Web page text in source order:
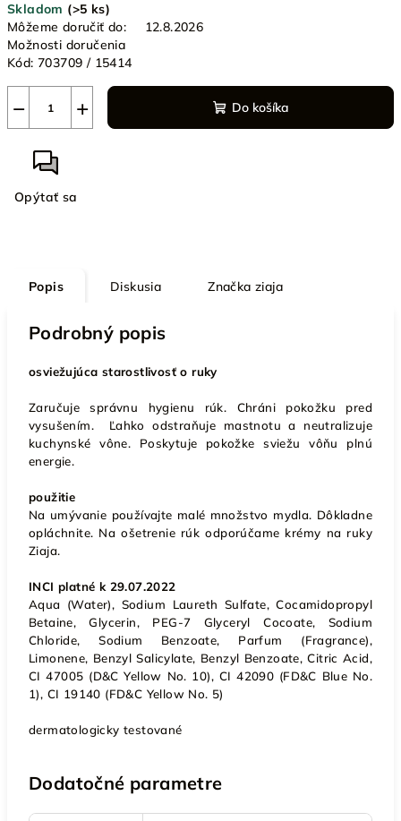
cena:
Skladom (>5 ks)
Môžeme doručiť do:
12.8.2026
Možnosti doručenia
Kód: 703709 / 15414
+
− Do košíka
Opýtať sa
Popis Diskusia Značka ziaja
Podrobný popis
osviežujúca starostlivosť o ruky
Zaručuje správnu hygienu rúk. Chráni pokožku pred
vysušením. Ľahko odstraňuje mastnotu a neutralizuje
kuchynské vône. Poskytuje pokožke sviežu vôňu plnú
energie.
použitie
Na umývanie používajte malé množstvo mydla. Dôkladne
opláchnite. Na ošetrenie rúk odporúčame krémy na ruky
Ziaja.
INCI platné k 29.07.2022
Aqua (Water), Sodium Laureth Sulfate, Cocamidopropyl
Betaine, Glycerin, PEG-7 Glyceryl Cocoate, Sodium
Chloride, Sodium Benzoate, Parfum (Fragrance),
Limonene, Benzyl Salicylate, Benzyl Benzoate, Citric Acid,
CI 47005 (D&C Yellow No. 10), CI 42090 (FD&C Blue No.
1), CI 19140 (FD&C Yellow No. 5)
dermatologicky testované
Dodatočné parametre